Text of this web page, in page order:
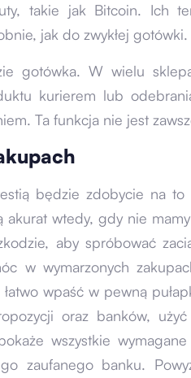
takie jak Bitcoin. Ich
jak do zwykłej gotówki.
gotówka. W wielu
kurierem lub
Ta funkcja nie jest
będzie zdobycie na to
akurat wtedy, gdy nie
aby spróbować
w wymarzonych
wpaść w pewną
oraz banków, użyć
wszystkie
zaufanego banku.